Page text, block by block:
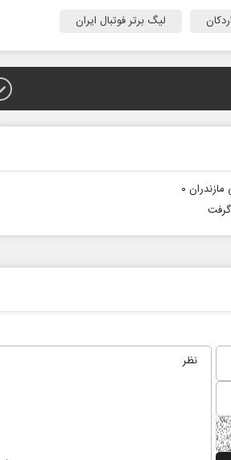
لیگ برتر فوتبال ایران